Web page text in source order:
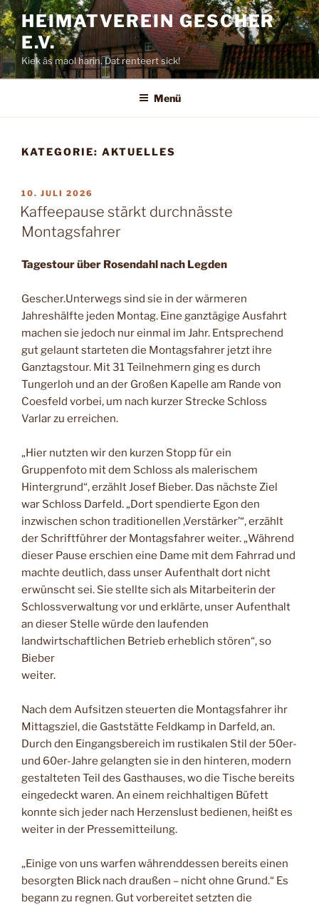
Zum
Inhalt
springen
HEIMATVEREIN GESCHER
E.V.
Kiek äs maol harin. Dat renteert sick!
Menü
KATEGORIE: AKTUELLES
VERÖFFENTLICHT
AM
10. JULI 2026
Kaffeepause stärkt durchnässte
Montagsfahrer
Tagestour über Rosendahl nach Legden
Gescher.Unterwegs sind sie in der wärmeren
Jahreshälfte jeden Montag. Eine ganztägige Ausfahrt
machen sie jedoch nur einmal im Jahr. Entsprechend
gut gelaunt starteten die Montagsfahrer jetzt ihre
Ganztagstour. Mit 31 Teilnehmern ging es durch
Tungerloh und an der Großen Kapelle am Rande von
Coesfeld vorbei, um nach kurzer Strecke Schloss
Varlar zu erreichen.
„Hier nutzten wir den kurzen Stopp für ein
Gruppenfoto mit dem Schloss als malerischem
Hintergrund“, erzählt Josef Bieber. Das nächste Ziel
war Schloss Darfeld. „Dort spendierte Egon den
inzwischen schon traditionellen ,Verstärker’“, erzählt
der Schriftführer der Montagsfahrer weiter. „Während
dieser Pause erschien eine Dame mit dem Fahrrad und
machte deutlich, dass unser Aufenthalt dort nicht
erwünscht sei. Sie stellte sich als Mitarbeiterin der
Schlossverwaltung vor und erklärte, unser Aufenthalt
an dieser Stelle würde den laufenden
landwirtschaftlichen Betrieb erheblich stören“, so
Bieber
weiter.
Nach dem Aufsitzen steuerten die Montagsfahrer ihr
Mittagsziel, die Gaststätte Feldkamp in Darfeld, an.
Durch den Eingangsbereich im rustikalen Stil der 50er-
und 60er-Jahre gelangten sie in den hinteren, modern
gestalteten Teil des Gasthauses, wo die Tische bereits
eingedeckt waren. An einem reichhaltigen Büfett
konnte sich jeder nach Herzenslust bedienen, heißt es
weiter in der Pressemitteilung.
„Einige von uns warfen währenddessen bereits einen
besorgten Blick nach draußen – nicht ohne Grund.“ Es
begann zu regnen. Gut vorbereitet setzten die